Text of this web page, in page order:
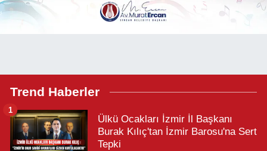
Trend Haberler
Ülkü Ocakları İzmir İl Başkanı
Burak Kılıç'tan İzmir Barosu'na Sert
Tepki
1